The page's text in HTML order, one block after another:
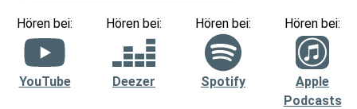
Hören bei:
YouTube
Hören bei:
Deezer
Hören bei:
Spotify
Hören bei:
Apple
Podcasts